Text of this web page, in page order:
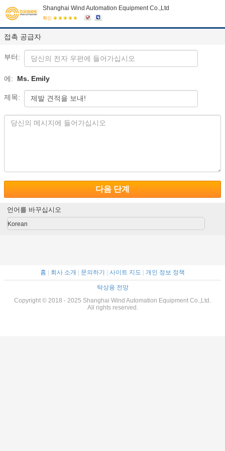
Shanghai Wind Automation Equipment Co.,Ltd
확인
접촉 공급자
부터:
에: Ms. Emily
제목:
다음 단계
언어를 바꾸십시오
Korean
홈 회사 소개 문의하기 사이트 지도 개인 정보 정책
탁상용 전망
Copyright © 2018 - 2025 Shanghai Wind Automation Equipment Co.,Ltd.
All rights reserved.